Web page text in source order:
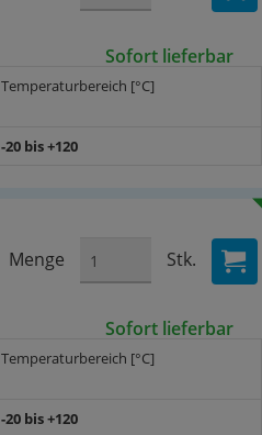
Sofort lieferbar
Temperaturbereich [°C]
-20 bis +120
Menge Stk.
Sofort lieferbar
Temperaturbereich [°C]
-20 bis +120